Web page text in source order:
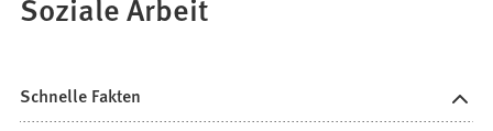
Schnelle Fakten